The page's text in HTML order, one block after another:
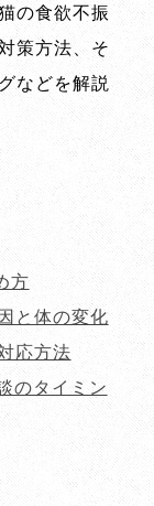
の食欲不振
策方法、そ
などを解説
方
と体の変化
応方法
のタイミン